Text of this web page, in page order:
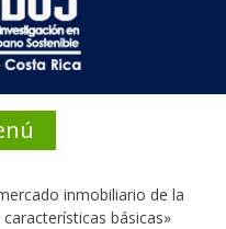
inmobiliario de la
básicas»